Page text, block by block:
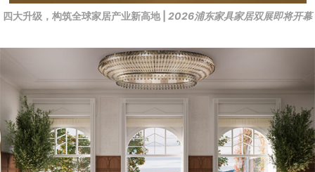
四大升级，构筑全球家居产业新高地 | 2026浦东家具家居双展即将开幕